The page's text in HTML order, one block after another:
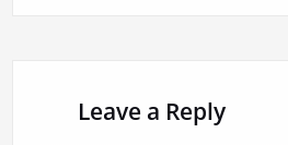
Leave a Reply